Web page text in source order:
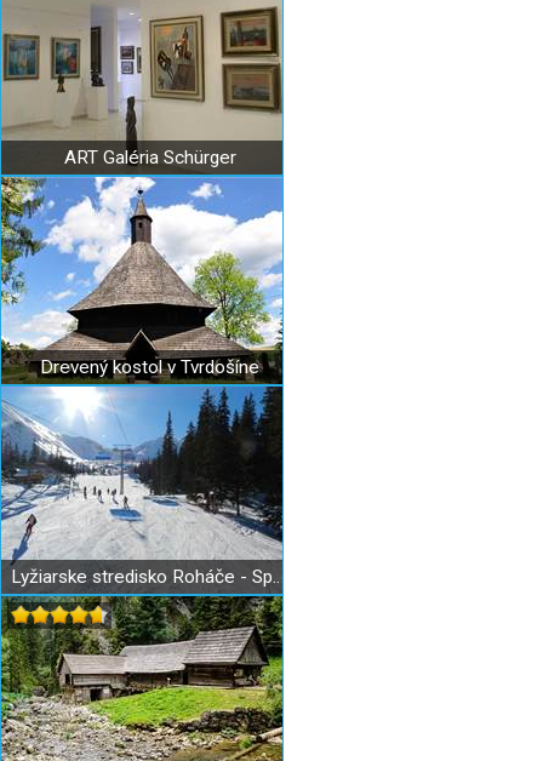
ART Galéria Schürger
Drevený kostol v Tvrdošíne
Lyžiarske stredisko Roháče - Spálená